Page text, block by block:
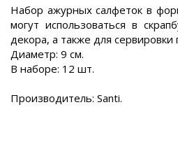
Набор ажурных салфеток в
могут использоваться в
декора, а также для сервировки
Диаметр: 9 см.
В наборе: 12 шт.
Производитель: Santi.